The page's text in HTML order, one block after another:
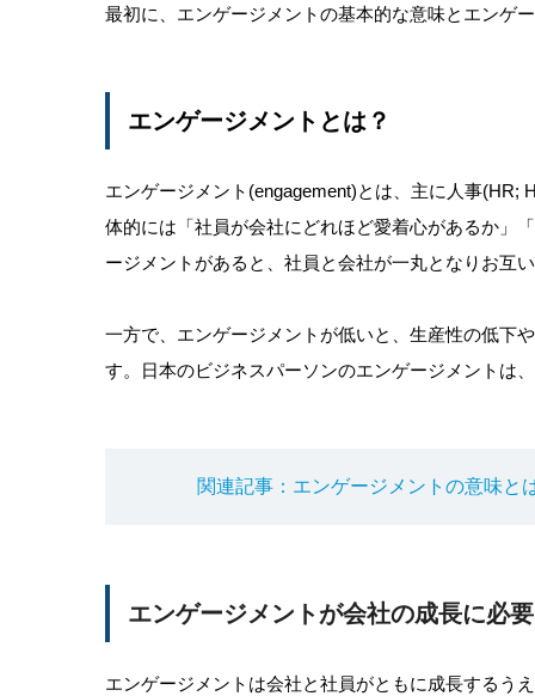
最初に、エンゲージメントの基本的な意味とエンゲ
エンゲージメントとは？
エンゲージメント(engagement)とは、主に人事(HR;
体的には「社員が会社にどれほど愛着心があるか」
ージメントがあると、社員と会社が一丸となりお互
一方で、エンゲージメントが低いと、生産性の低下
す。日本のビジネスパーソンのエンゲージメントは
関連記事：エンゲージメントの意味と
エンゲージメントが会社の成長に必
エンゲージメントは会社と社員がともに成長するう